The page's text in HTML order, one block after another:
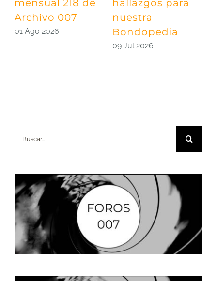
mensual 218 de
Archivo 007
01 Ago 2026
hallazgos para
nuestra
Bondopedia
09 Jul 2026